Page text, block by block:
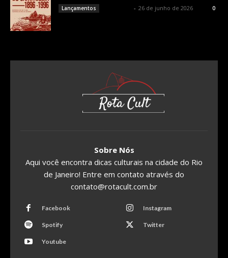
Lançamentos - 26 de junho de 2026 0
Sobre Nós
Aqui você encontra dicas culturais na cidade do Rio
de Janeiro! Entre em contato através do
contato@rotacult.com.br
Facebook Instagram
Spotify Twitter
Youtube